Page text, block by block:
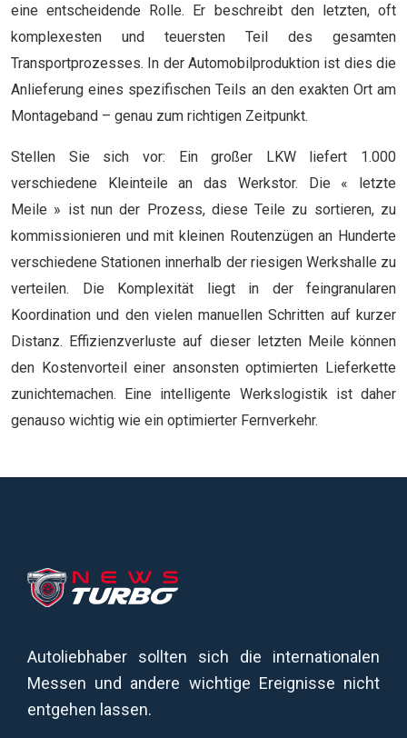
eine entscheidende Rolle. Er beschreibt den letzten, oft
komplexesten und teuersten Teil des gesamten
Transportprozesses. In der Automobilproduktion ist dies die
Anlieferung eines spezifischen Teils an den exakten Ort am
Montageband – genau zum richtigen Zeitpunkt.
Stellen Sie sich vor: Ein großer LKW liefert 1.000
verschiedene Kleinteile an das Werkstor. Die « letzte
Meile » ist nun der Prozess, diese Teile zu sortieren, zu
kommissionieren und mit kleinen Routenzügen an Hunderte
verschiedene Stationen innerhalb der riesigen Werkshalle zu
verteilen. Die Komplexität liegt in der feingranularen
Koordination und den vielen manuellen Schritten auf kurzer
Distanz. Effizienzverluste auf dieser letzten Meile können
den Kostenvorteil einer ansonsten optimierten Lieferkette
zunichtemachen. Eine intelligente Werkslogistik ist daher
genauso wichtig wie ein optimierter Fernverkehr.
Autoliebhaber sollten sich die internationalen
Messen und andere wichtige Ereignisse nicht
entgehen lassen.